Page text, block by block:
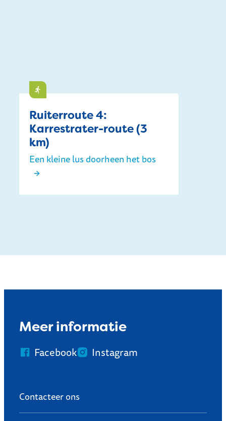
Doen
Ruiterroute 4:
Karrestrater-route (3
km)
Een kleine lus doorheen het bos
Meer informatie
Facebook Instagram
Contacteer ons